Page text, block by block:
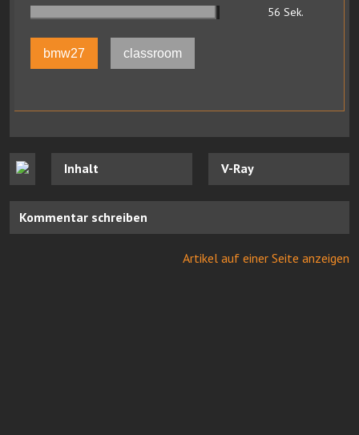
56 Sek.
bmw27 classroom
Inhalt V-Ray
Kommentar schreiben
Artikel auf einer Seite anzeigen